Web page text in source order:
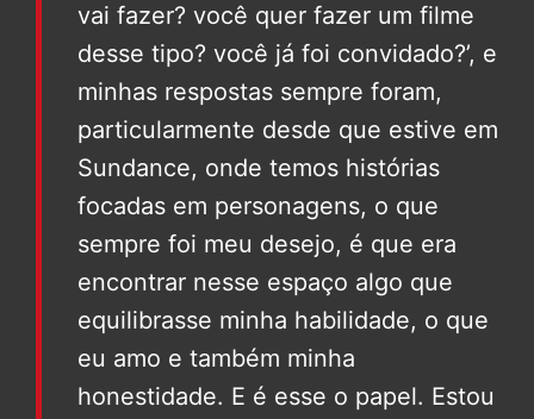
vai fazer? você quer fazer um filme
desse tipo? você já foi convidado?’, e
minhas respostas sempre foram,
particularmente desde que estive em
Sundance, onde temos histórias
focadas em personagens, o que
sempre foi meu desejo, é que era
encontrar nesse espaço algo que
equilibrasse minha habilidade, o que
eu amo e também minha
honestidade. E é esse o papel. Estou